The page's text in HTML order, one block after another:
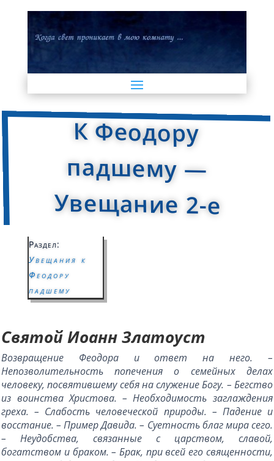
К Феодору
падшему —
Увещание 2-е
Раздел:
Увещания к
Феодору
падшему
Святой Иоанн Златоуст
Возвращение Феодора и ответ на него. –
Непозволительность попечения о семейных делах
человеку, посвятившему себя на служение Богу. – Бегство
из воинства Христова. – Необходимость заглаждения
греха. – Слабость человеческой природы. – Падение и
восстание. – Пример Давида. – Суетность благ мира сего.
– Неудобства, связанные с царством, славой,
богатством и браком. – Брак, при всей его священности,